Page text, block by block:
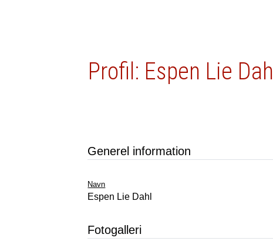
Profil: Espen Lie Dahl
Generel information
Navn
Espen Lie Dahl
Fotogalleri